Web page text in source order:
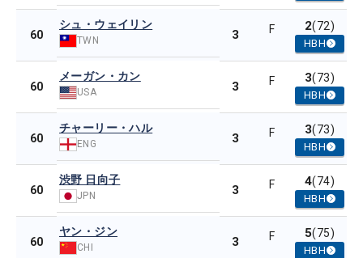
60
シュ・ウェイリン
TWN 3 F 2(72)
HBH
60
メーガン・カン
USA 3 F 3(73)
HBH
60
チャーリー・ハル
ENG 3 F 3(73)
HBH
60
渋野 日向子
JPN 3 F 4(74)
HBH
60
ヤン・ジン
CHI 3 F 5(75)
HBH